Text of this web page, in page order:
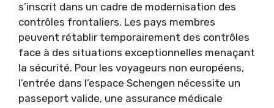
s’inscrit dans un cadre de modernisation des
contrôles frontaliers. Les pays membres
peuvent rétablir temporairement des contrôles
face à des situations exceptionnelles menaçant
la sécurité. Pour les voyageurs non européens,
l’entrée dans l’espace Schengen nécessite un
passeport valide, une assurance médicale